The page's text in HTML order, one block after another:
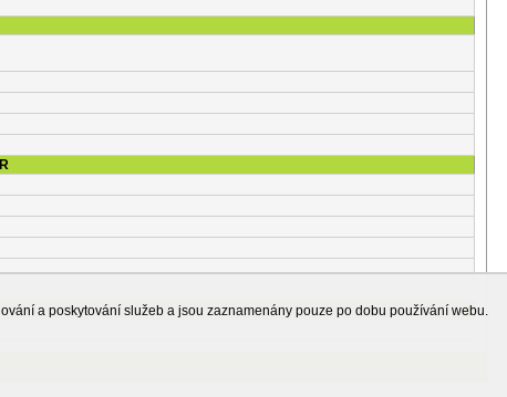
a poskytování služeb a jsou zaznamenány pouze po dobu používání webu.